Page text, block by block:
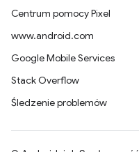
Centrum pomocy Pixel
www.android.com
Google Mobile Services
Stack Overflow
Śledzenie problemów